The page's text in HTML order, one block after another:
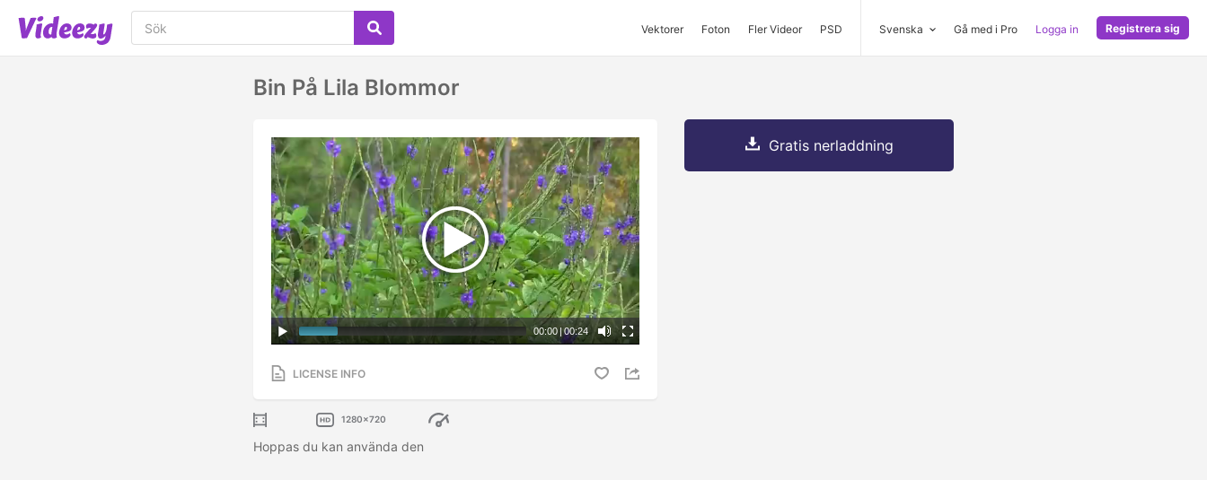
Vektorer Foton Fler Videor PSD Svenska Gå med i Pro Logga in Registrera sig
Bin På Lila Blommor
00:00 | 00:24
LICENSE INFO
1280x720
Hoppas du kan använda den
Gratis nerladdning